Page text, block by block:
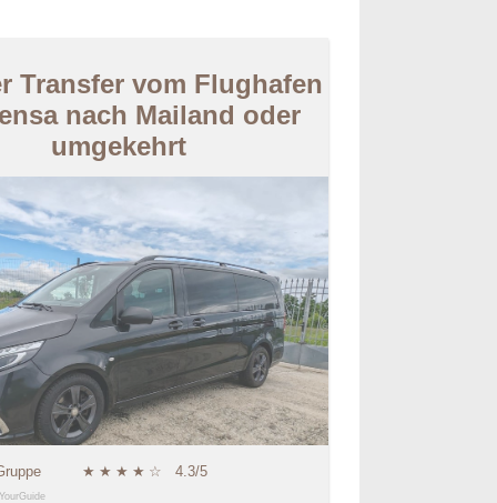
Transfer vom Flughafen
nach Mailand oder
umgekehrt
★ ★ ★ ★ ☆ 4.3/5